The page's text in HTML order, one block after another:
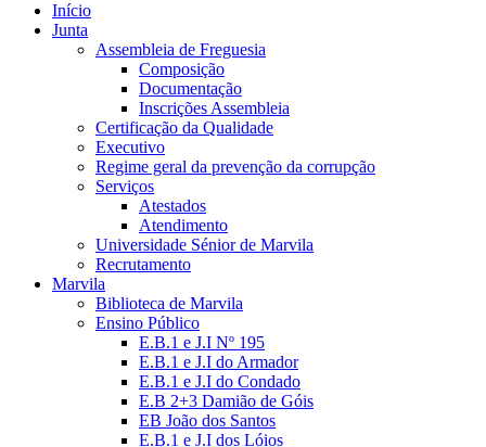
Início
Junta
Assembleia de Freguesia
Composição
Documentação
Inscrições Assembleia
Certificação da Qualidade
Executivo
Regime geral da prevenção da corrupção
Serviços
Atestados
Atendimento
Universidade Sénior de Marvila
Recrutamento
Marvila
Biblioteca de Marvila
Ensino Público
E.B.1 e J.I Nº 195
E.B.1 e J.I do Armador
E.B.1 e J.I do Condado
E.B 2+3 Damião de Góis
EB João dos Santos
E.B.1 e J.I dos Lóios